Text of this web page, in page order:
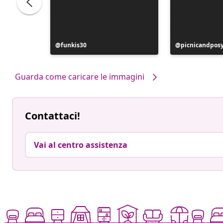
Post
pubblicato
funkis30
Post
pubblicato
Guarda come caricare le immagini
Contattaci!
Vai al centro assistenza